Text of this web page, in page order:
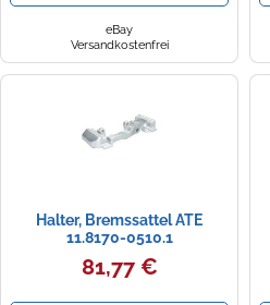
eBay
Versandkostenfrei
Halter, Bremssattel ATE
11.8170-0510.1
81,77 €